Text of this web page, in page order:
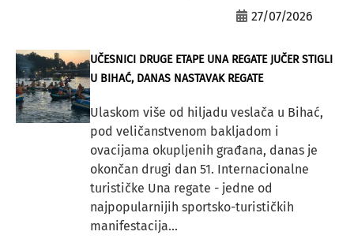
27/07/2026
UČESNICI DRUGE ETAPE UNA REGATE JUČER STIGLI
U BIHAĆ, DANAS NASTAVAK REGATE
Ulaskom više od hiljadu veslača u Bihać,
pod veličanstvenom bakljadom i
ovacijama okupljenih građana, danas je
okončan drugi dan 51. Internacionalne
turističke Una regate - jedne od
najpopularnijih sportsko-turističkih
manifestacija...